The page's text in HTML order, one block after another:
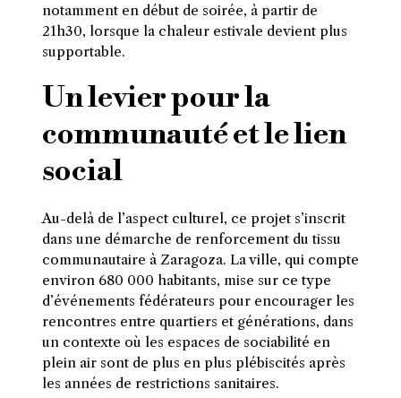
notamment en début de soirée, à partir de
21h30, lorsque la chaleur estivale devient plus
supportable.
Un levier pour la
communauté et le lien
social
Au-delà de l’aspect culturel, ce projet s’inscrit
dans une démarche de renforcement du tissu
communautaire à Zaragoza. La ville, qui compte
environ 680 000 habitants, mise sur ce type
d’événements fédérateurs pour encourager les
rencontres entre quartiers et générations, dans
un contexte où les espaces de sociabilité en
plein air sont de plus en plus plébiscités après
les années de restrictions sanitaires.